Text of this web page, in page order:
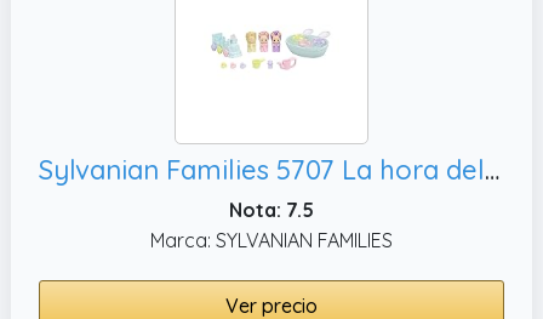
Sylvanian Families 5707 La hora del baño de los trillizos - Casa de Muñecas
Nota: 7.5
Marca: SYLVANIAN FAMILIES
Ver precio